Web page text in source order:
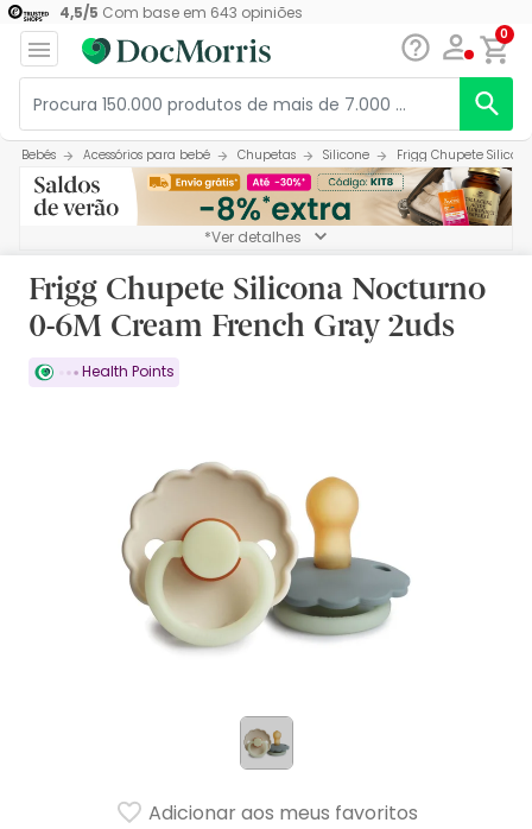
4,5/5 Com base em 643 opiniões
0
Bebés Acessórios para bebé Chupetas Silicone Frigg Chupete
*Ver detalhes
Frigg Chupete Silicona Nocturno
0-6M Cream French Gray 2uds
Health Points
Adicionar aos meus favoritos